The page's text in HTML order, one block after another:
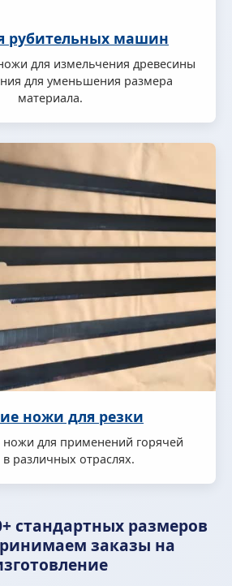
рубительных машин
для измельчения древесины
для уменьшения размера
материала.
ножи для резки
ножи для применений горячей
в различных отраслях.
стандартных размеров
заказы на